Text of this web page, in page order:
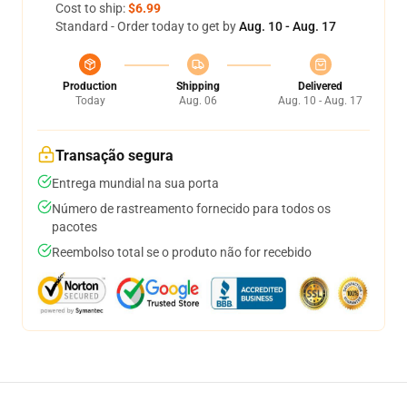
Cost to ship:$6.99
Standard - Order today to get byAug. 10 - Aug. 17
Production
Today
Shipping
Aug. 06
Delivered
Aug. 10 - Aug. 17
Transação segura
Entrega mundial na sua porta
Número de rastreamento fornecido para todos os
pacotes
Reembolso total se o produto não for recebido